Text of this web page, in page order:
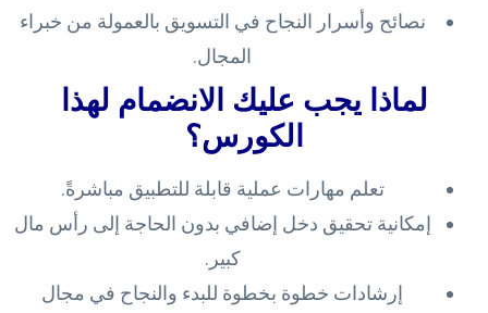
نصائح وأسرار النجاح في التسويق بالعمولة من خبراء
المجال.
لماذا يجب عليك الانضمام لهذا
الكورس؟
تعلم مهارات عملية قابلة للتطبيق مباشرةً.
إمكانية تحقيق دخل إضافي بدون الحاجة إلى رأس مال
كبير.
إرشادات خطوة بخطوة للبدء والنجاح في مجال